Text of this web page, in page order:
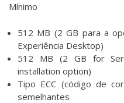
Mínimo
512 MB (2 GB para a
Experiência Desktop)
512 MB (2 GB for
installation option)
Tipo ECC (código de
semelhantes